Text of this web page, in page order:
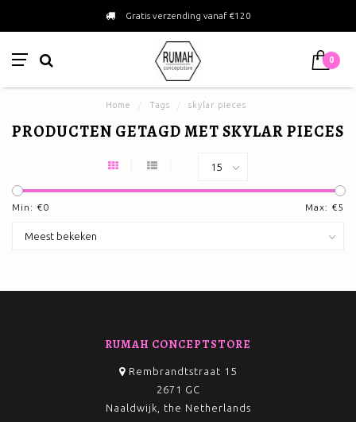
Gratis verzending vanaf €120
0
Home Tags skylar pieces
PRODUCTEN GETAGD MET SKYLAR PIECES
Min: €0 Max: €5
RUMAH CONCEPTSTORE
Rembrandtstraat 15
2671 GC
Naaldwijk, the Netherlands